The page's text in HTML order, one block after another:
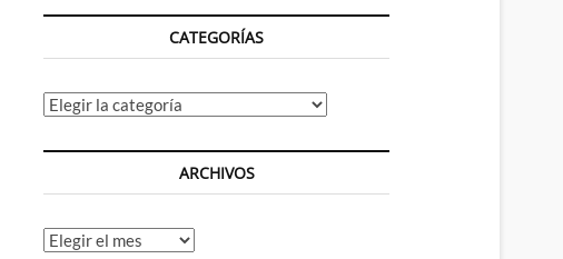
CATEGORÍAS
Categorías
ARCHIVOS
Archivos